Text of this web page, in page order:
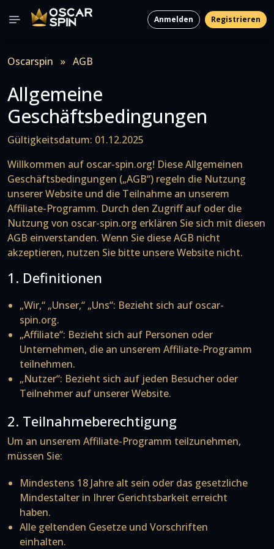
Anmelden Registrieren
Oscarspin » AGB
Allgemeine
Geschäftsbedingungen
Gültigkeitsdatum: 01.12.2025
Willkommen auf oscar-spin.org! Diese Allgemeinen
Geschäftsbedingungen („AGB“) regeln die Nutzung
unserer Website und die Teilnahme an unserem
Affiliate-Programm. Durch den Zugriff auf oder die
Nutzung von oscar-spin.org erklären Sie sich mit diesen
AGB einverstanden. Wenn Sie diese AGB nicht
akzeptieren, nutzen Sie bitte unsere Website nicht.
1. Definitionen
„Wir,“ „Unser,“ „Uns“: Bezieht sich auf oscar-
spin.org.
„Affiliate“: Bezieht sich auf Personen oder
Unternehmen, die an unserem Affiliate-Programm
teilnehmen.
„Nutzer“: Bezieht sich auf jeden Besucher oder
Teilnehmer auf unserer Website.
2. Teilnahmeberechtigung
Um an unserem Affiliate-Programm teilzunehmen,
müssen Sie:
Mindestens 18 Jahre alt sein oder das gesetzliche
Mindestalter in Ihrer Gerichtsbarkeit erreicht
haben.
Alle geltenden Gesetze und Vorschriften
einhalten.